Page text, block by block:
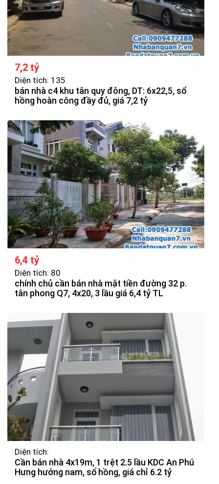
7,2 tỷ
Diện tích: 135
bán nhà c4 khu tân quy đông, DT: 6x22,5, sổ
hồng hoàn công đầy đủ, giá 7,2 tỷ
6,4 tỷ
Diện tích: 80
chính chủ cần bán nhà mặt tiền đường 32 p.
tân phong Q7, 4x20, 3 lầu giá 6,4 tỷ TL
Diện tích:
Cần bán nhà 4x19m, 1 trệt 2.5 lầu KDC An Phú
Hưng hướng nam, sổ hồng, giá chỉ 6.2 tỷ